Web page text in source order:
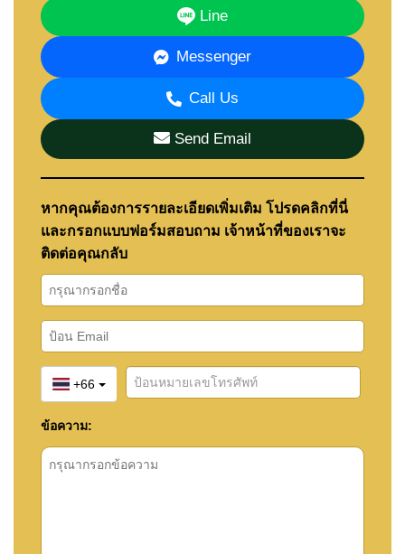
ใส่ใจสิ่งแวดล้อม
โครงการให้ความสำคัญกับการอยู่อาศัยอย่างยั่งยืน ด้วย
ระบบประหยัดพลังงาน และวัสดุก่อสร้างที่เป็นมิตรต่อสิ่ง
แวดล้อม
📞ติดต่อ Cornerstone Real Estate
เพื่อสอบถามข้อมูล
แปลงที่ยังว่าง และจองบ้านหรูของคุณในโครงการ
Zensiri Estates Jomtien ได้แล้ววันนี้!
โทร: +66 38 411 250
อีเมล:
info@cornerstone.co.th
WhatsApp: +66 80 794 5904
LINE ID: @cornerstonepattaya
Line
Messenger
Call Us
Send Email
หากคุณต้องการรายละเอียดเพิ่มเติม โปรดคลิกที่นี่
และกรอกแบบฟอร์มสอบถาม เจ้าหน้าที่ของเราจะ
ติดต่อคุณกลับ
+66
ข้อความ: